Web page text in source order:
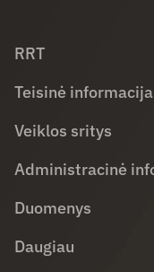
RRT
Teisinė informacija
Veiklos sritys
Administracinė
Duomenys
Daugiau